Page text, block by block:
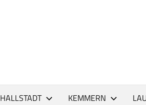
HALLSTADT KEMMERN